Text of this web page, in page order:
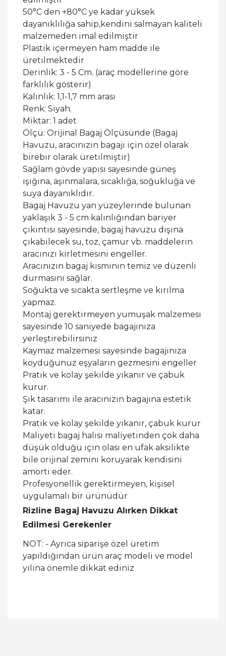
50°C den +80°C ye kadar yüksek
dayanıklılığa sahip,kendini salmayan kaliteli
malzemeden imal edilmiştir
Plastik içermeyen ham madde ile
üretilmektedir
Derinlik: 3 - 5 Cm. (araç modellerine göre
farklılık gösterir)
Kalınlık: 1,1-1,7 mm arası
Renk: Siyah.
Miktar: 1 adet
Ölçü: Orijinal Bagaj Ölçüsünde (Bagaj
Havuzu, aracınızın bagajı için özel olarak
birebir olarak üretilmiştir)
Sağlam gövde yapısı sayesinde güneş
ışığına, aşınmalara, sıcaklığa, soğukluğa ve
suya dayanıklıdır.
Bagaj Havuzu yan yüzeylerinde bulunan
yaklaşık 3 - 5 cm kalınlığından bariyer
çıkıntısı sayesinde, bagaj havuzu dışına
çıkabilecek su, toz, çamur vb. maddelerin
aracınızı kirletmesini engeller.
Aracınızın bagaj kısmının temiz ve düzenli
durmasını sağlar.
Soğukta ve sıcakta sertleşme ve kırılma
yapmaz.
Montaj gerektirmeyen yumuşak malzemesi
sayesinde 10 saniyede bagajınıza
yerleştirebilirsiniz
Kaymaz malzemesi sayesinde bagajınıza
koyduğunuz eşyaların gezmesini engeller
Pratik ve kolay şekilde yıkanır ve çabuk
kurur.
Şık tasarımı ile aracınızın bagajına estetik
katar.
Pratik ve kolay şekilde yıkanır, çabuk kurur
Maliyeti bagaj halısı maliyetinden çok daha
düşük olduğu için olası en ufak aksilikte
bile orijinal zemini koruyarak kendisini
amorti eder.
Profesyonellik gerektirmeyen, kişisel
uygulamalı bir ürünüdür
Rizline Bagaj Havuzu Alırken Dikkat
Edilmesi Gerekenler
NOT: - Ayrıca siparişe özel üretim
yapıldığından ürün araç modeli ve model
yılına önemle dikkat ediniz